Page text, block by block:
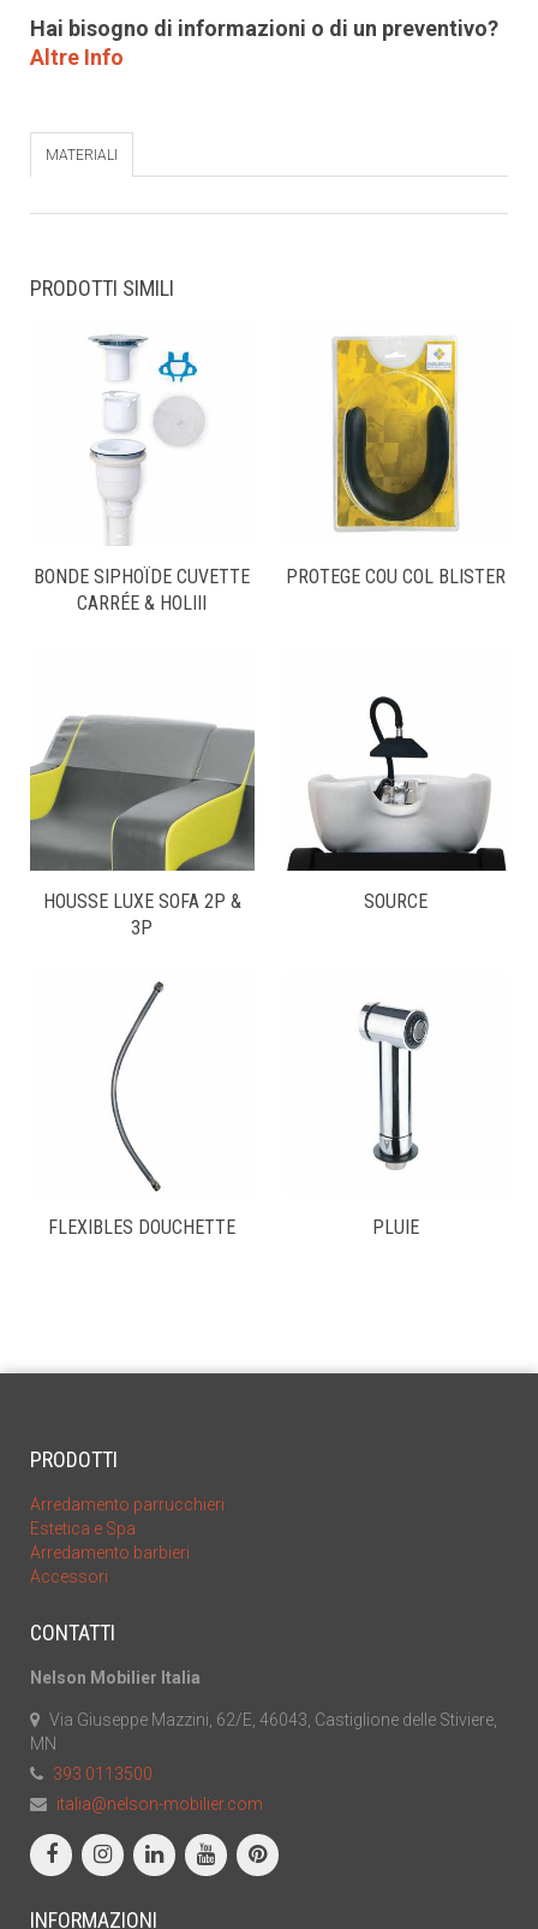
Hai bisogno di informazioni o di un preventivo?
Altre Info
MATERIALI
PRODOTTI SIMILI
BONDE SIPHOÏDE CUVETTE
CARRÉE & HOLIII
PROTEGE COU COL BLISTER
HOUSSE LUXE SOFA 2P &
3P
SOURCE
FLEXIBLES DOUCHETTE PLUIE
PRODOTTI
Arredamento parrucchieri
Estetica e Spa
Arredamento barbieri
Accessori
CONTATTI
Nelson Mobilier Italia
Via Giuseppe Mazzini, 62/E, 46043, Castiglione delle Stiviere,
MN
393 0113500
italia@nelson-mobilier.com
INFORMAZIONI